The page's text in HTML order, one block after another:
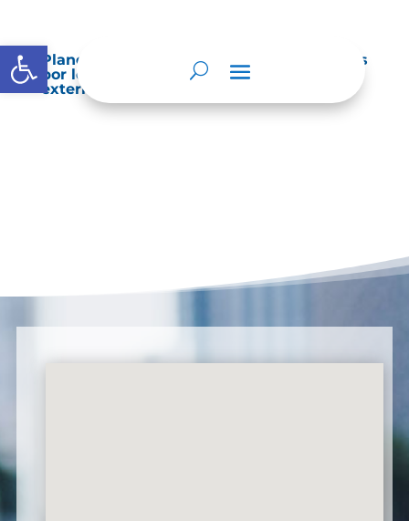
Abrir barra de herramientas
Planes de Mejoramiento vigentes exigidos
por los entes de control o auditoría
externos o internos.